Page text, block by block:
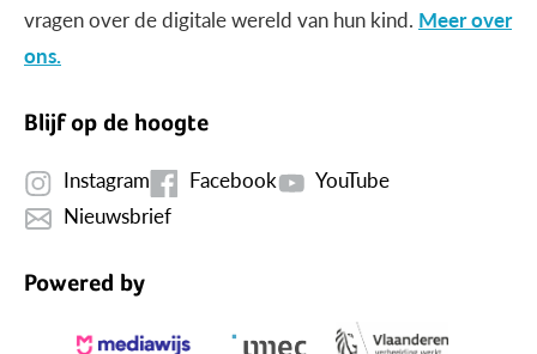
vragen over de digitale wereld van hun kind. Meer over
ons.
Blijf op de hoogte
Instagram Facebook
YouTube
Nieuwsbrief
Powered by